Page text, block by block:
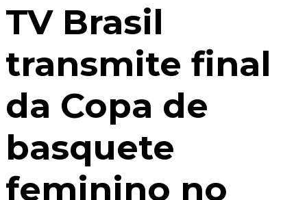
TV Brasil
transmite final
da Copa de
basquete
feminino no